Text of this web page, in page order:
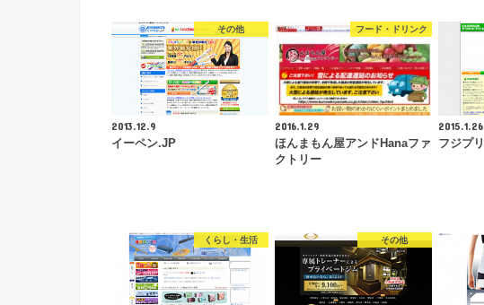
その他
2013.12.9
イーペン.JP
フード・ドリンク
2016.1.29
ほんまもん屋アンドHanaファ
クトリー
2015.1.26
フジプリ
くらし・生活 その他